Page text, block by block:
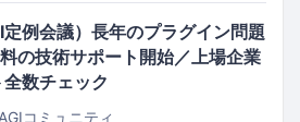
例会議）長年のプラグイン問題
の技術サポート開始／上場企業
数チェック
コミュニティ